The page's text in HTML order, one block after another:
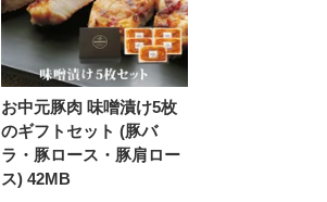
お中元豚肉 味噌漬け5枚
のギフトセット (豚バ
ラ・豚ロース・豚肩ロー
ス) 42MB